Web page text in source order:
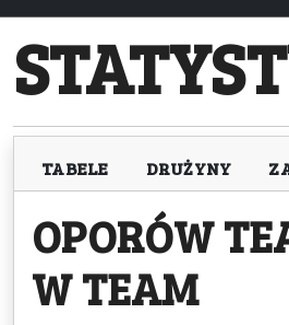
TABELE DRUŻYNY
OPORÓW
W TEAM